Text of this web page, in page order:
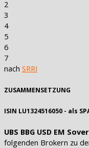
2
3
4
5
6
7
nach SRRI
ZUSAMMENSETZUNG
ISIN LU1324516050 - als
UBS BBG USD EM
folgenden Brokern zu